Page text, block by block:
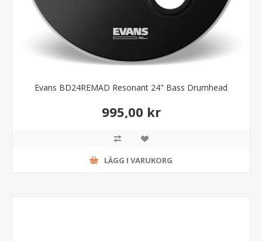
Evans BD24REMAD Resonant 24" Bass Drumhead
995,00 kr
LÄGG I VARUKORG